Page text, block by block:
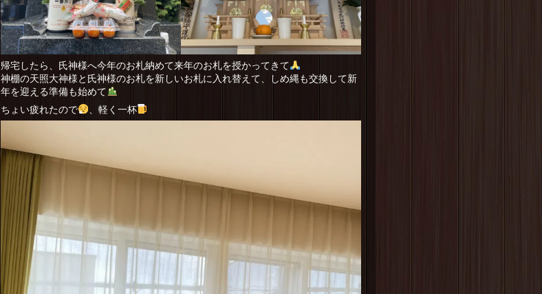
帰宅したら、氏神様へ今年のお札納めて来年のお札を授かってきて
神棚の天照大神様と氏神様のお札を新しいお札に入れ替えて、しめ縄も交換して新
年を迎える準備も始めて
ちょい疲れたので
、軽く一杯